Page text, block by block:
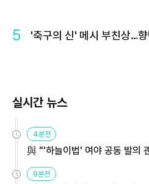
5 '축구의 신' 메시 부친상…
실시간 뉴스
4분전
與 "'하늘이법' 여야 공동 발의
9분전